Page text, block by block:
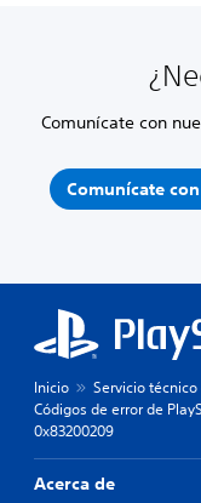
Comunícate con
Comunícate
Inicio
Servicio
Códigos de error de
0x83200209
Acerca de